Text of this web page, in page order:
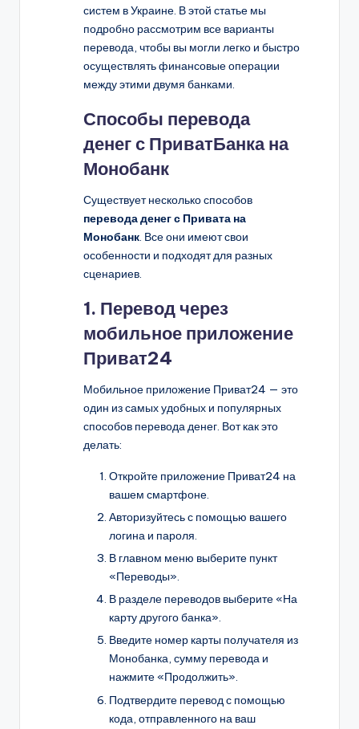
систем в Украине. В этой статье мы
подробно рассмотрим все варианты
перевода, чтобы вы могли легко и быстро
осуществлять финансовые операции
между этими двумя банками.
Способы перевода
денег с ПриватБанка на
Монобанк
Существует несколько способов
перевода денег с Привата на
Монобанк. Все они имеют свои
особенности и подходят для разных
сценариев.
1. Перевод через
мобильное приложение
Приват24
Мобильное приложение Приват24 — это
один из самых удобных и популярных
способов перевода денег. Вот как это
делать:
Откройте приложение Приват24 на
вашем смартфоне.
Авторизуйтесь с помощью вашего
логина и пароля.
В главном меню выберите пункт
«Переводы».
В разделе переводов выберите «На
карту другого банка».
Введите номер карты получателя из
Монобанка, сумму перевода и
нажмите «Продолжить».
Подтвердите перевод с помощью
кода, отправленного на ваш